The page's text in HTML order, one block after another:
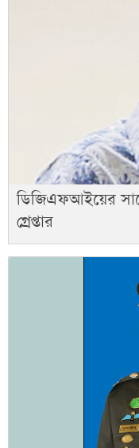
ডিজিএফআইয়ের
গ্রেপ্তার